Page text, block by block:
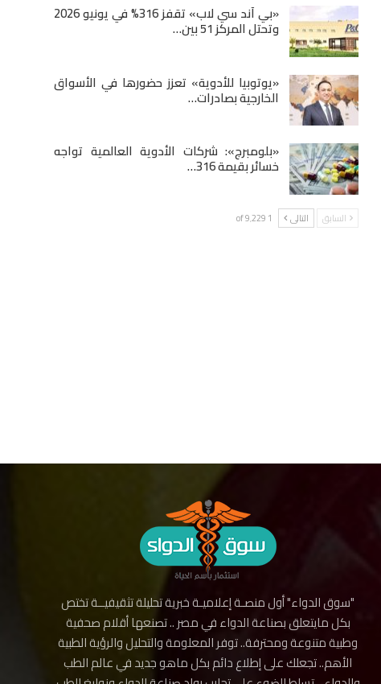
«بي آند سي لاب» تقفز 316% في يونيو 2026
وتحتل المركز 51 بين…
«يوتوبيا للأدوية» تعزز حضورها في الأسواق
الخارجية بصادرات…
«بلومبرج»: شركات الأدوية العالمية تواجه
خسائر بقيمة 316…
السابق التالى 1 of 9٬229
"سوق الدواء" أول منصـة إعلاميـة خبرية تحليلة تثقيفيــة تختص
بكل مايتعلق بصناعة الدواء في مصر .. تصنعها أقلام صحفية
وطبية متنوعة ومحترفة.. توفر المعلومة والتحليل والرؤية الطبية
الأهم.. تجعلك على إطلاع دائم بكل ماهو جديد في عالم الطب